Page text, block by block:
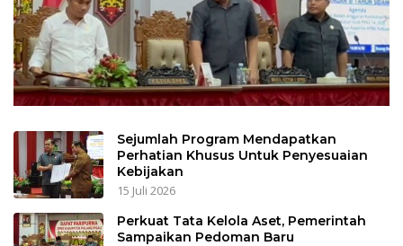
Sejumlah Program Mendapatkan
Perhatian Khusus Untuk Penyesuaian
Kebijakan
15 Juli 2026
Perkuat Tata Kelola Aset, Pemerintah
Sampaikan Pedoman Baru